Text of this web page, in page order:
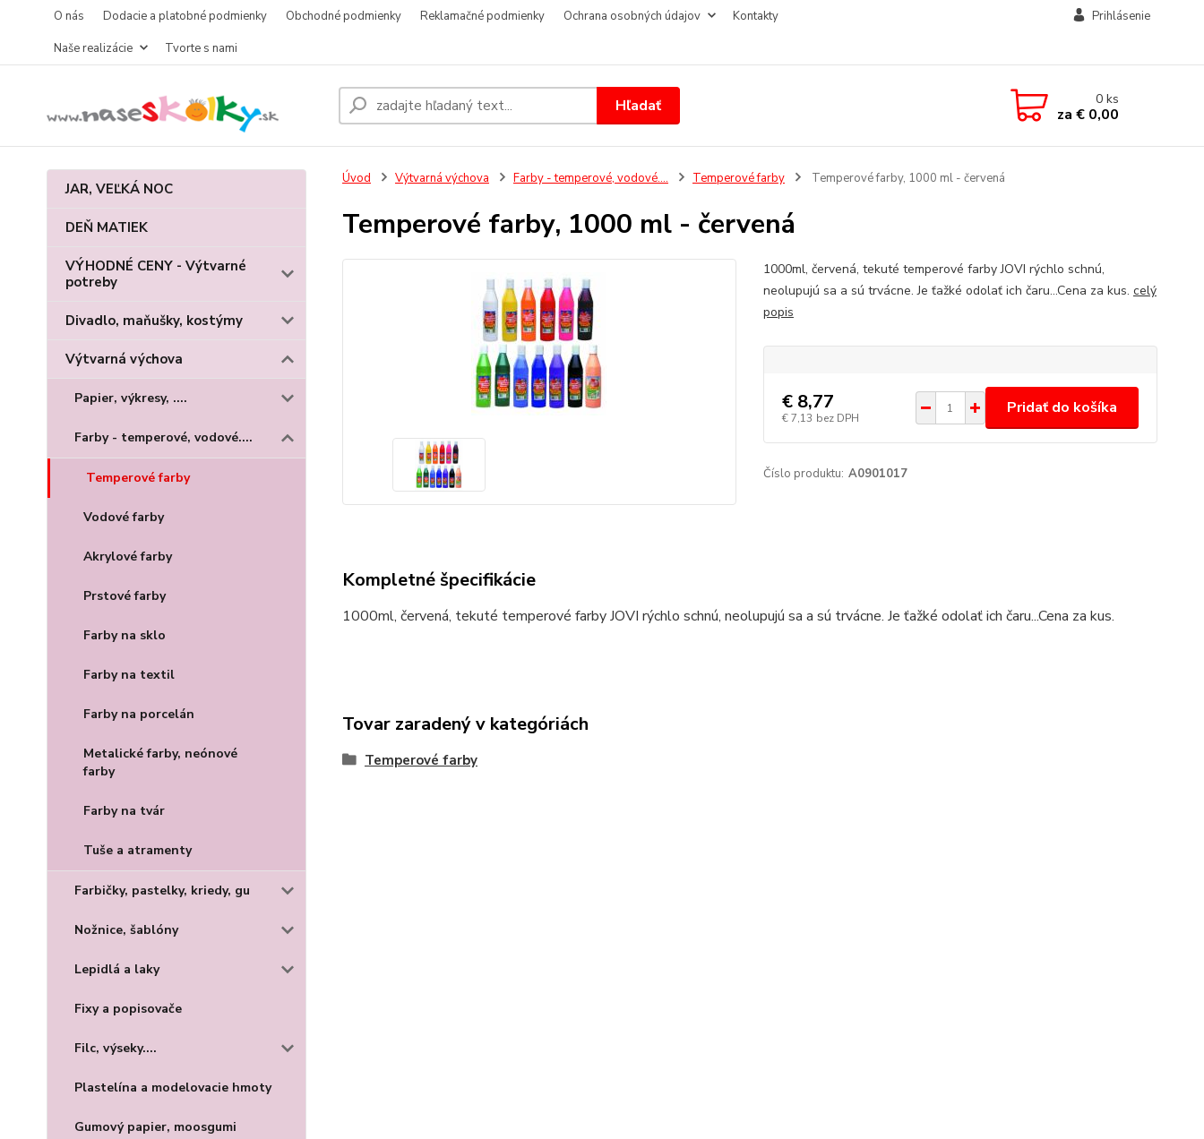
O nás Dodacie a platobné podmienky Obchodné podmienky Reklamačné podmienky Ochrana osobných údajov
Kontakty
Naše realizácie
Tvorte s nami
Prihlásenie
Hľadať 0ks
za € 0,00
JAR, VEĽKÁ NOC
DEŇ MATIEK
VÝHODNÉ CENY - Výtvarné
potreby
Divadlo, maňušky, kostýmy
Výtvarná výchova
Papier, výkresy, ....
Farby - temperové, vodové....
Temperové farby
Vodové farby
Akrylové farby
Prstové farby
Farby na sklo
Farby na textil
Farby na porcelán
Metalické farby, neónové
farby
Farby na tvár
Tuše a atramenty
Farbičky, pastelky, kriedy, gu
Nožnice, šablóny
Lepidlá a laky
Fixy a popisovače
Filc, výseky....
Plastelína a modelovacie hmoty
Gumový papier, moosgumi
Úvod Výtvarná výchova Farby - temperové, vodové.... Temperové farby Temperové farby, 1000 ml - červená
Temperové farby, 1000 ml - červená
1000ml, červená, tekuté temperové farby JOVI rýchlo schnú,
neolupujú sa a sú trvácne. Je ťažké odolať ich čaru...Cena za kus. celý
popis
€ 8,77
€ 7,13 bez DPH
Pridať do košíka
Číslo produktu: A0901017
Kompletné špecifikácie
1000ml, červená, tekuté temperové farby JOVI rýchlo schnú, neolupujú sa a sú trvácne. Je ťažké odolať ich čaru...Cena za kus.
Tovar zaradený v kategóriách
Temperové farby